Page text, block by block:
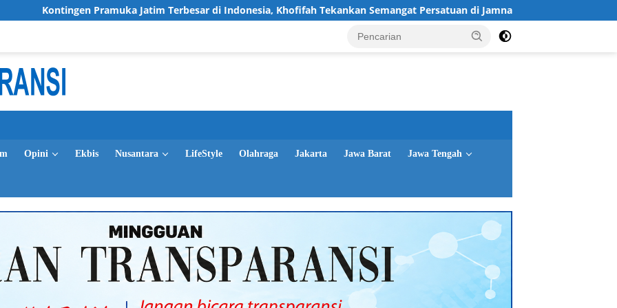
Jatim Terbesar di Indonesia, Khofifah Tekankan Semangat Persatuan di Jamnas XII Gubernur Jatim
Opini Ekbis Nusantara LifeStyle Olahraga Jakarta Jawa Barat Jawa Tengah